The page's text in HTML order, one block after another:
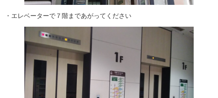
・エレベーターで７階まであがってください